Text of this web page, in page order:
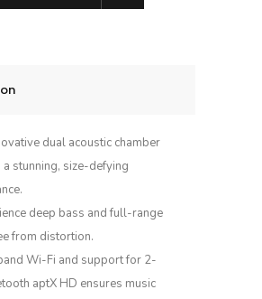
dual acoustic chamber
a stunning, size-defying
deep bass and full-range
from distortion.
Wi-Fi and support for 2-
aptX HD ensures music